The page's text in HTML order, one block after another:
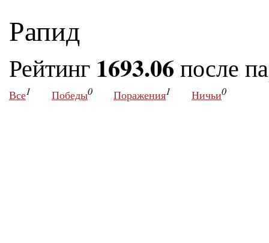
Рапид
Рейтинг 1693.06 после
Все1 Победы0 Поражения1 Ничьи0